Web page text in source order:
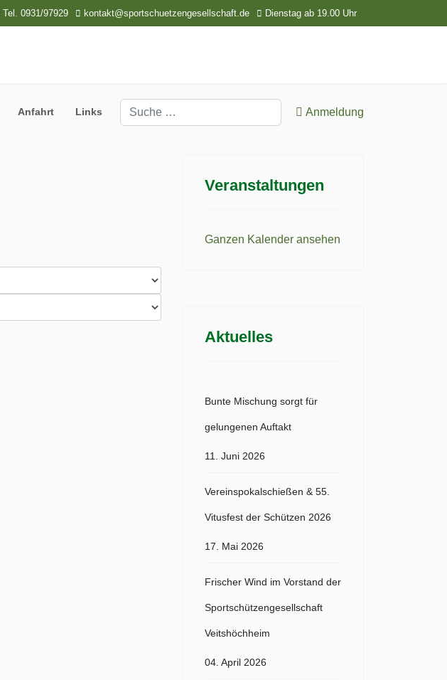
Tel. 0931/97929 kontakt@sportschuetzengesellschaft.de Dienstag ab 19.00 Uhr
Anfahrt Links Suchen Anmeldung
Veranstaltungen
Ganzen Kalender ansehen
Aktuelles
Bunte Mischung sorgt für
gelungenen Auftakt
11. Juni 2026
Vereinspokalschießen & 55.
Vitusfest der Schützen 2026
17. Mai 2026
Frischer Wind im Vorstand der
Sportschützengesellschaft
Veitshöchheim
04. April 2026